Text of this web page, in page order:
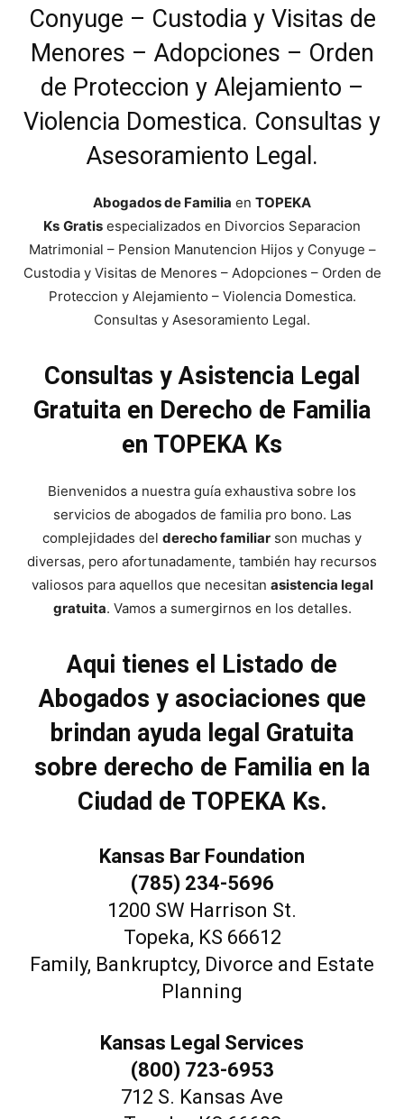
Conyuge – Custodia y Visitas de
Menores – Adopciones – Orden
de Proteccion y Alejamiento –
Violencia Domestica. Consultas y
Asesoramiento Legal.
Abogados de Familia en TOPEKA
Ks Gratis especializados en Divorcios Separacion
Matrimonial – Pension Manutencion Hijos y Conyuge –
Custodia y Visitas de Menores – Adopciones – Orden de
Proteccion y Alejamiento – Violencia Domestica.
Consultas y Asesoramiento Legal.
Consultas y Asistencia Legal
Gratuita en Derecho de Familia
en TOPEKA Ks
Bienvenidos a nuestra guía exhaustiva sobre los
servicios de abogados de familia pro bono. Las
complejidades del derecho familiar son muchas y
diversas, pero afortunadamente, también hay recursos
valiosos para aquellos que necesitan asistencia legal
gratuita. Vamos a sumergirnos en los detalles.
Aqui tienes el Listado de
Abogados y asociaciones que
brindan ayuda legal Gratuita
sobre derecho de Familia en la
Ciudad de TOPEKA Ks.
Kansas Bar Foundation
(785) 234-5696
1200 SW Harrison St.
Topeka, KS 66612
Family, Bankruptcy, Divorce and Estate
Planning
Kansas Legal Services
(800) 723-6953
712 S. Kansas Ave